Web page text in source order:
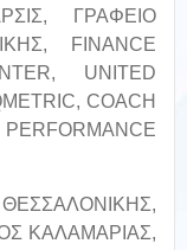
ΓΡΑΦΕΙΟ
FINANCE
UNITED
COACH
ΚΑΛΑΜΑΡΙΑΣ,